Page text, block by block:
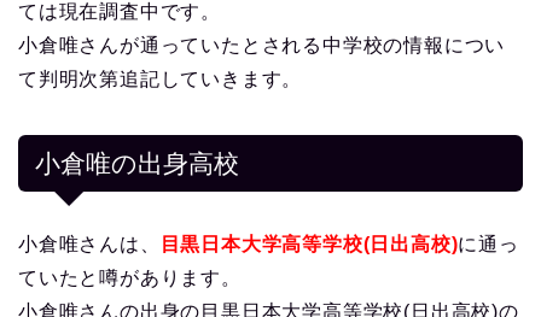
ては現在調査中です。
小倉唯さんが通っていたとされる中学校の情報につい
て判明次第追記していきます。
小倉唯の出身高校
小倉唯さんは、 目黒日本大学高等学校(日出高校)に通っ
ていたと噂があります。
小倉唯さんの出身の目黒日本大学高等学校(日出高校)の